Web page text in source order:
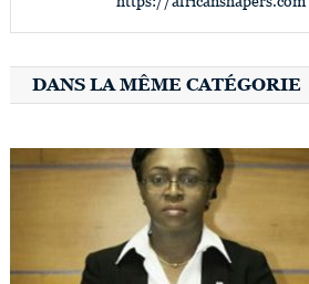
DANS LA MÊME CATÉGORIE